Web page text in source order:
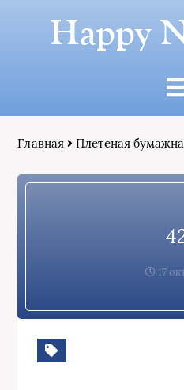
Happy
Главная Плетеная
17